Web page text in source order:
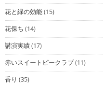
花と緑の効能(15)
花保ち (14)
講演実績(17)
赤いスイートピークラブ(11)
香り (35)